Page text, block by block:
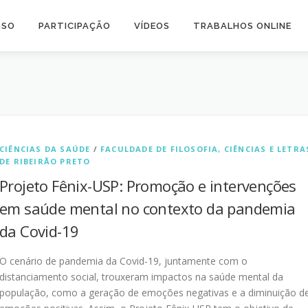
PARTICIPAÇÃO VÍDEOS TRABALHOS ONLINE
CIÊNCIAS DA SAÚDE / FACULDADE DE FILOSOFIA, CIÊNCIAS E
DE RIBEIRÃO PRETO
Projeto Fênix-USP: Promoção e intervenções
em saúde mental no contexto da pandemia
da Covid-19
O cenário de pandemia da Covid-19, juntamente com o
distanciamento social, trouxeram impactos na saúde mental da
população, como a geração de emoções negativas e a diminuição